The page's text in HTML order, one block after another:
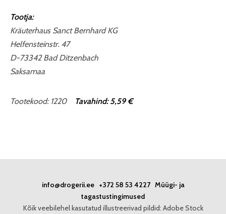
Tootja:
Kräuterhaus Sanct Bernhard KG
Helfensteinstr. 47
D-73342 Bad Ditzenbach
Saksamaa
Tootekood: 1220 Tavahind: 5,59 €
info@drogerii.ee+372 58 53 4227 Müügi- ja
tagastustingimused
Kõik veebilehel kasutatud illustreerivad pildid: Adobe Stock